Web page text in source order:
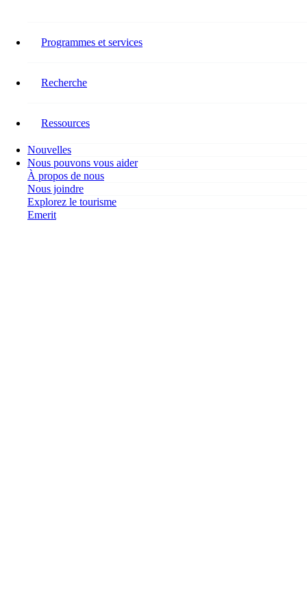
Programmes et services
Recherche
Ressources
Nouvelles
Nous pouvons vous aider
À propos de nous
Nous joindre
Explorez le tourisme
Emerit
Suivez RH Tourisme Canada sur les réseaux sociaux pour connaître
nos événements, nos activités et les occasions de vous impliquer.